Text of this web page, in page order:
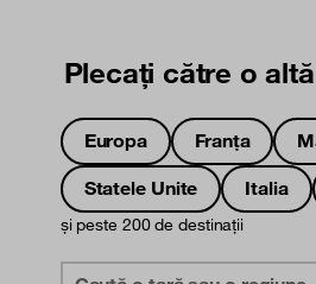
Plecați către o
Europa Franța
Statele Unite
Italia
și peste 200 de destinații